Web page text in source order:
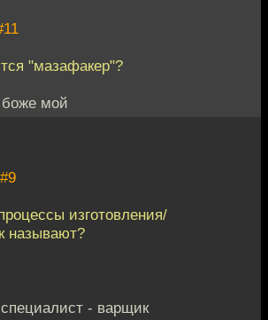
"мазафакер"?
боже мой
#9
изготовления/
называют?
- варщик